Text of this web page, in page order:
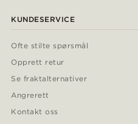
KUNDESERVICE
Ofte stilte spørsmål
Opprett retur
Se fraktalternativer
Angrerett
Kontakt oss